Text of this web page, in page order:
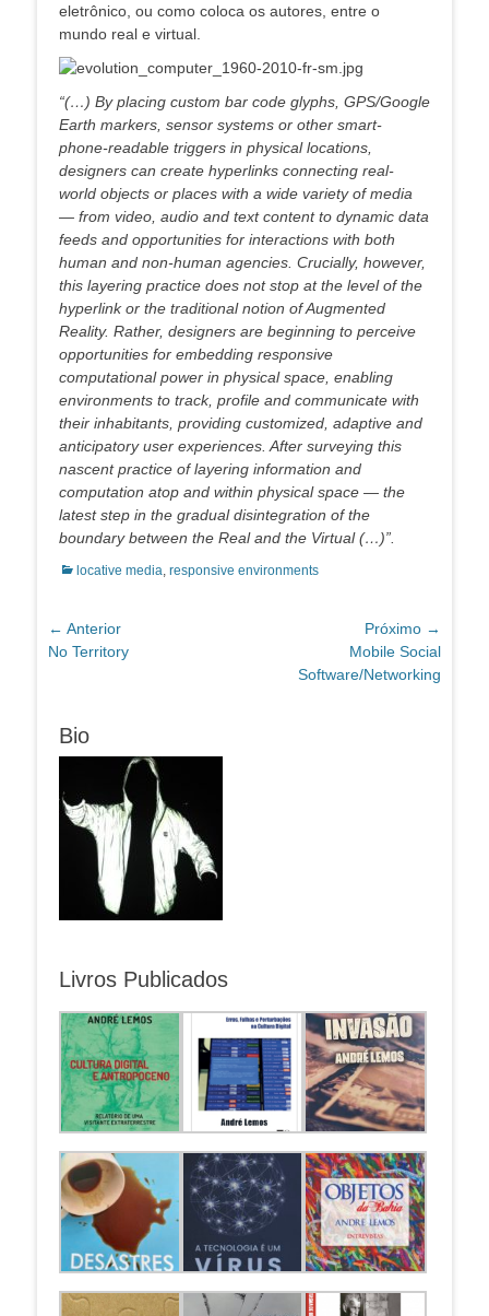
eletrônico, ou como coloca os autores, entre o
mundo real e virtual.
“(…) By placing custom bar code glyphs, GPS/Google
Earth markers, sensor systems or other smart-
phone-readable triggers in physical locations,
designers can create hyperlinks connecting real-
world objects or places with a wide variety of media
— from video, audio and text content to dynamic data
feeds and opportunities for interactions with both
human and non-human agencies. Crucially, however,
this layering practice does not stop at the level of the
hyperlink or the traditional notion of Augmented
Reality. Rather, designers are beginning to perceive
opportunities for embedding responsive
computational power in physical space, enabling
environments to track, profile and communicate with
their inhabitants, providing customized, adaptive and
anticipatory user experiences. After surveying this
nascent practice of layering information and
computation atop and within physical space — the
latest step in the gradual disintegration of the
boundary between the Real and the Virtual (…)”.
Categorias:
locative media responsive environments
Navegação
de
← Anterior
Post
No Territory
Próximo →
Mobile Social
Software/Networking
Bio
Livros Publicados